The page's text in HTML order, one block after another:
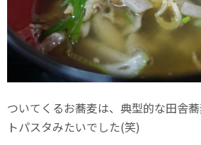
ついてくるお蕎麦は、典型的な田舎
トパスタみたいでした(笑)